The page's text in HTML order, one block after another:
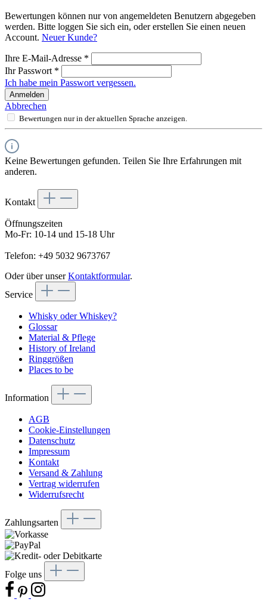
Bewertungen können nur von angemeldeten Benutzern abgegeben
werden. Bitte loggen Sie sich ein, oder erstellen Sie einen neuen
Account. Neuer Kunde?
Ihre E-Mail-Adresse *
Ihr Passwort *
Ich habe mein Passwort vergessen.
Anmelden
Abbrechen
Bewertungen nur in der aktuellen Sprache anzeigen.
Keine Bewertungen gefunden. Teilen Sie Ihre Erfahrungen mit
anderen.
Kontakt
Öffnungszeiten
Mo-Fr: 10-14 und 15-18 Uhr
Telefon: +49 5032 9673767
Oder über unserKontaktformular.
Service
Whisky oder Whiskey?
Glossar
Material & Pflege
History of Ireland
Ringgrößen
Places to be
Information
AGB
Cookie-Einstellungen
Datenschutz
Impressum
Kontakt
Versand & Zahlung
Vertrag widerrufen
Widerrufsrecht
Zahlungsarten
Folge uns